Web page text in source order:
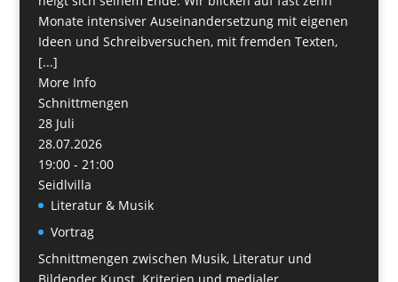
Monate intensiver Auseinandersetzung mit eigenen
Ideen und Schreibversuchen, mit fremden Texten,
[...]
More Info
Schnittmengen
28 Juli
28.07.2026
19:00 - 21:00
Seidlvilla
Literatur & Musik
Vortrag
Schnittmengen zwischen Musik, Literatur und